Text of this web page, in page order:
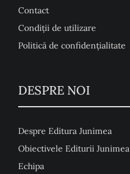
Contact
Condiţii de utilizare
Politică de confidențialitate
DESPRE NOI
Despre Editura Junimea
Obiectivele Editurii Junimea
Echipa